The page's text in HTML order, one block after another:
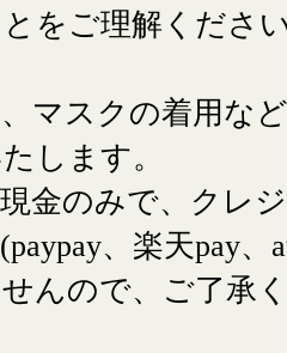
をご理解くださ
マスクの着用な
します。
金のみで、クレ
、楽天pay、
んので、ご了承